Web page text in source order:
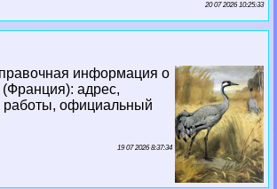
20 07 2026 10:25:33
информация о
(Франция): адрес,
официальный
19 07 2026 8:37:34